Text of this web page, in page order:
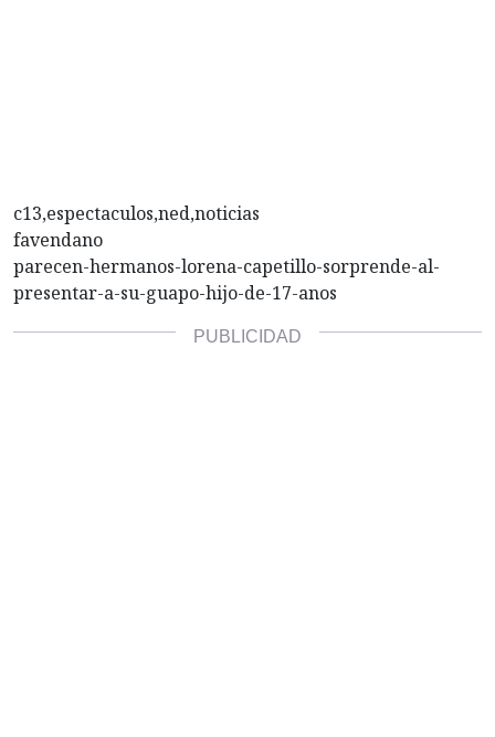
c13,espectaculos,ned,noticias
favendano
parecen-hermanos-lorena-capetillo-sorprende-al-
presentar-a-su-guapo-hijo-de-17-anos